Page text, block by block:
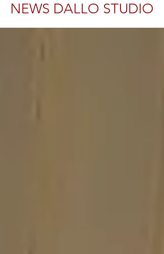
NEWS DALLO STUDIO